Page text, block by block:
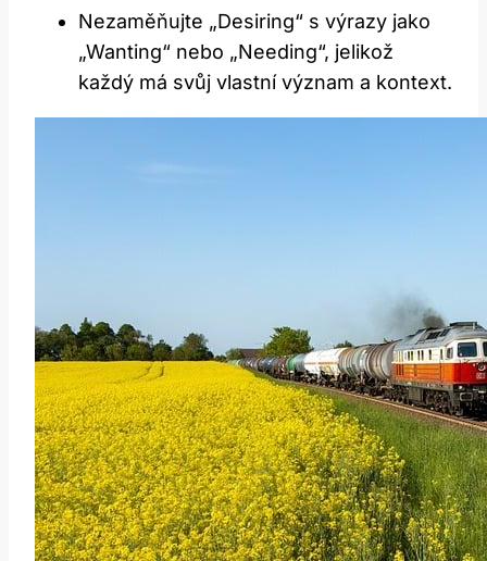
Nezaměňujte „Desiring“ s výrazy jako
„Wanting“ nebo „Needing“, jelikož
každý má svůj vlastní význam a kontext.